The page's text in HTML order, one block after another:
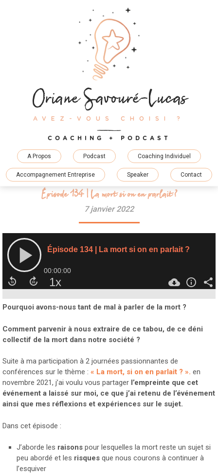
Oriane Savouré-Lucas
AVEZ-VOUS CHOISI ?
COACHING + PODCAST
A Propos Podcast Coaching Individuel
Accompagnement Entreprise Speaker Contact
Épisode 134 | La mort si on en parlait ?
7 janvier 2022
Pourquoi avons-nous tant de mal à parler de la mort ?
Comment parvenir à nous extraire de ce tabou, de ce déni
collectif de la mort dans notre société ?
Suite à ma participation à 2 journées passionnantes de
conférences sur le thème : « La mort, si on en parlait ? ». en
novembre 2021, j’ai voulu vous partager l’empreinte que cet
événement a laissé sur moi, ce que j’ai retenu de l’événement
ainsi que mes réflexions et expériences sur le sujet.
Dans cet épisode :
J’aborde les raisonspour lesquelles la mort reste un sujet si
peu abordé et les risquesque nous courons à continuer à
l’esquiver